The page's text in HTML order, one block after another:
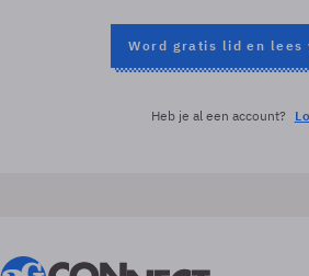
Word gratis lid en lees
Heb je al een account?